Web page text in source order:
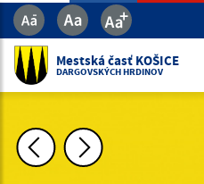
Mestská časť KOŠICE
DARGOVSKÝCH HRDINOV